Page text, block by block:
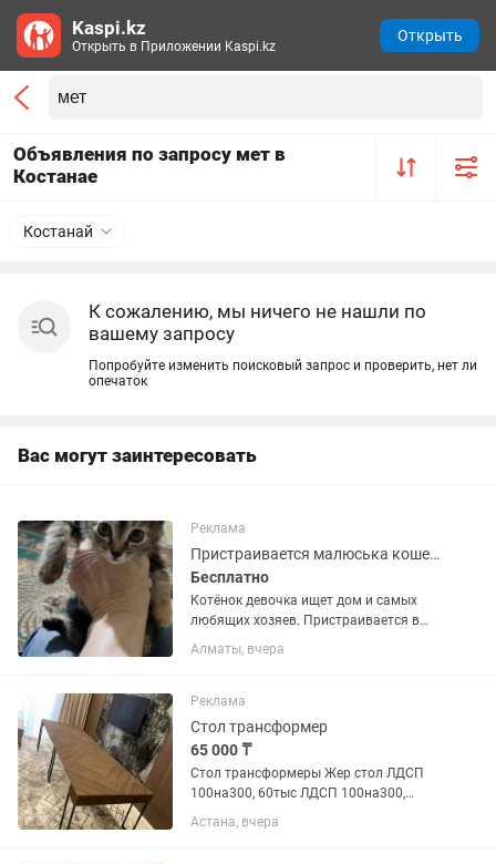
Объявления по запросу мет в
Костанае
Костанай
К сожалению, мы ничего не нашли по
вашему запросу
Попробуйте изменить поисковый запрос и проверить, нет ли
опечаток
Вас могут заинтересовать
Реклама
Пристраивается малюська кошечка 2,5 месяца в самые добрые ручки
Бесплатно
Котёнок девочка ищет дом и самых
любящих хозяев. Пристраивается в
добрые ручки, возраст 2,5 месяца,
кушает сама, от глистов обработана,
игривая, красивая, необычный...
Алматы, вчера
Реклама
Стол трансформер
65 000 ₸
Стол трансформеры Жер стол ЛДСП
100на300, 60тыс ЛДСП 100на300,
65тыс ЛДСП с мет ножками. 100на300,
85тыс ЛДСП с мет ножками 100на400,
Астана, вчера
Kaspi.kz
Открыть в Приложении Kaspi.kz
Открыть